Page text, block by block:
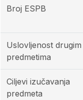
Broj ESPB
Uslovljenost drugim
predmetima
Ciljevi izučavanja
predmeta